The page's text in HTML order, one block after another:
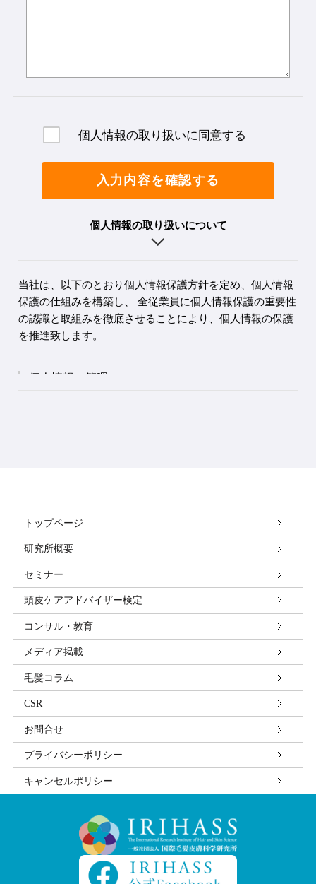
個人情報の取り扱いに同意する
入力内容を確認する
個人情報の取り扱いについて
当社は、以下のとおり個人情報保護方針を定め、個人情報
保護の仕組みを構築し、 全従業員に個人情報保護の重要性
の認識と取組みを徹底させることにより、個人情報の保護
を推進致します。
個人情報の利用目的
お客さまからお預かりした個人情報は、当社からのご
連絡や業務のご案内やご質問に対する回答として、電
子メールや資料のご送付に利用いたします。
個人情報の第三者への開示・提供の禁止
当社は、お客さまよりお預かりした個人情報を適切に
管理し、次のいずれかに該当する場合を除き、個人情
報を第三者に開示いたしません。 お客さまの同意があ
る場合 お客さまが希望されるサービスを行なうために
当社が業務を委託する業者に対して開示する場合 法令
個人情報の安全対策
当社は、個人情報の正確性及び安全性確保のために、
セキュリティに万全の対策を講じています。
ご本人の照会
お客さまがご本人の個人情報の照会・修正・削除など
をご希望される場合には、ご本人であることを確認の
トップページ
研究所概要
セミナー
頭皮ケアアドバイザー検定
コンサル・教育
メディア掲載
毛髪コラム
CSR
お問合せ
プライバシーポリシー
キャンセルポリシー